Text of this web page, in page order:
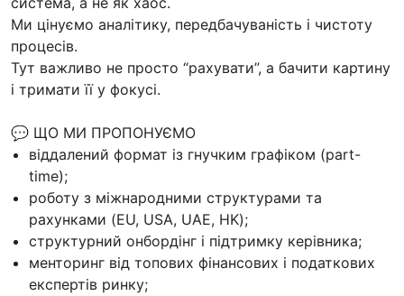
Ми цінуємо аналітику, передбачуваність і чистоту
процесів.
Тут важливо не просто “рахувати”, а бачити картину
і тримати її у фокусі.
💬 ЩО МИ ПРОПОНУЄМО
віддалений формат із гнучким графіком (part-
time);
роботу з міжнародними структурами та
рахунками (EU, USA, UAE, HK);
структурний онбордінг і підтримку керівника;
менторинг від топових фінансових і податкових
експертів ринку;